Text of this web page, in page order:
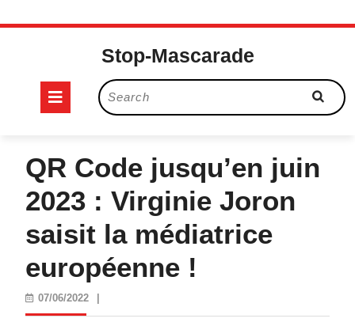
Skip
Stop-Mascarade
Open
Search
for:
QR Code jusqu’en juin
2023 : Virginie Joron
saisit la médiatrice
européenne !
07/06/202207/06/2022